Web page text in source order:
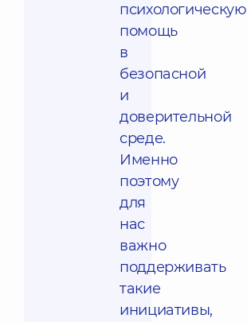
психологическую
помощь
в
безопасной
и
доверительной
среде.
Именно
поэтому
для
нас
важно
поддерживать
такие
инициативы,